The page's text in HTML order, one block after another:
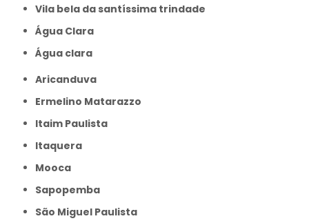
Vila bela da santíssima trindade
Água Clara
Água clara
Aricanduva
Ermelino Matarazzo
Itaim Paulista
Itaquera
Mooca
Sapopemba
São Miguel Paulista